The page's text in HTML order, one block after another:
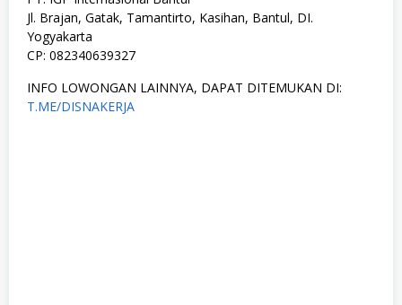
Jl. Brajan, Gatak, Tamantirto, Kasihan, Bantul, DI.
Yogyakarta
CP: 082340639327
INFO LOWONGAN LAINNYA, DAPAT DITEMUKAN DI:
T.ME/DISNAKERJA